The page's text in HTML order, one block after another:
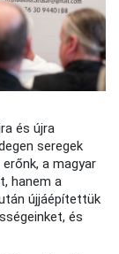
és újra
seregek
a magyar
hanem a
újjáépítettük
és